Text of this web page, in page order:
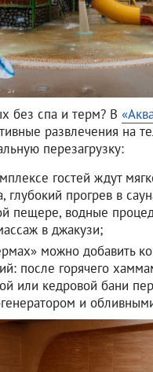
без спа и терм? В
развлечения на
перезагрузку:
гостей ждут
глубокий прогрев в
пещере, водные
в джакузи;
можно добавить
после горячего
или кедровой бани
и